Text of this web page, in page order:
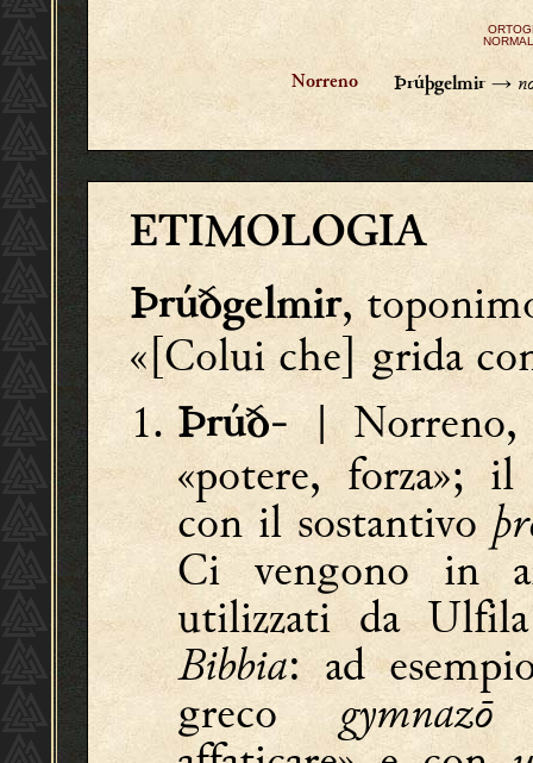
Norreno Þrúþgelmir→
ETIMOLOGIA
Þrúðgelmir,
«[Colui che] grida
Þrúð- | Norreno,
«potere, forza»;
con il sostantivo
Ci vengono in
utilizzati da
Bibbia: ad
greco gymnazō